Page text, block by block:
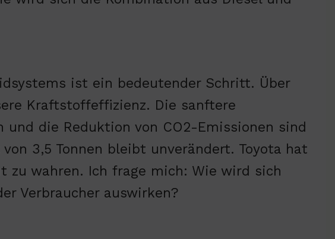
ist ein bedeutender Schritt. Über
Kraftstoffeffizienz. Die sanftere
die Reduktion von CO2-Emissionen sind
3,5 Tonnen bleibt unverändert. Toyota hat
zu wahren. Ich frage mich: Wie wird sich
Verbraucher auswirken?